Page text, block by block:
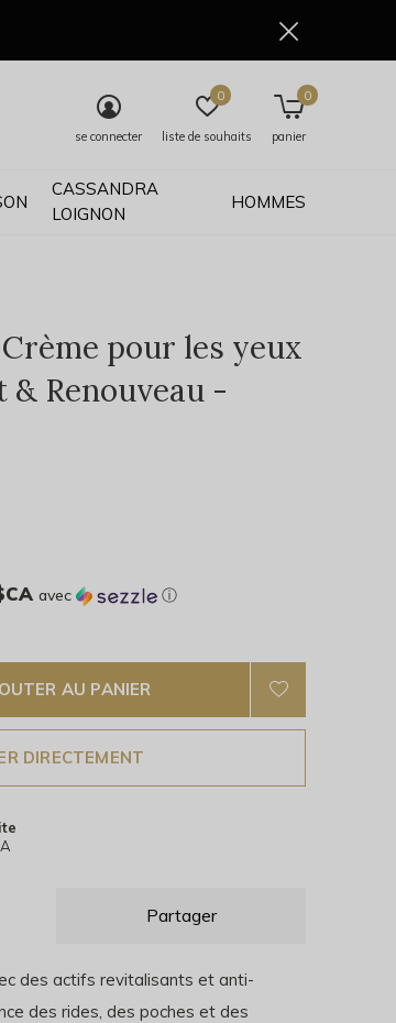
CASSANDRA
LOIGNON
HOMMES
se connecter liste de souhaits
0
panier
0
Crème pour les yeux
& Renouveau -
avec ⓘ
AU PANIER
DIRECTEMENT
Partager
des actifs revitalisants et anti-
des rides, des poches et des